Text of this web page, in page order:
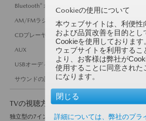
B luetooth® オーディオ
AM/FMラジオ
CDプレーヤー
AUX
USBオーディオ
サウンドの設定
TVの視聴方法：
独立型の7インチディスプレイで快適視聴！簡単操
Cookieの使用について
本ウェブサイトは、利便性
および品質改善を目的とし
Cookieを使用しております
ウェブサイトを利用するこ
より、お客様は弊社が
使用することに同意された
になります。
閉じる
詳細については、弊社のプラ